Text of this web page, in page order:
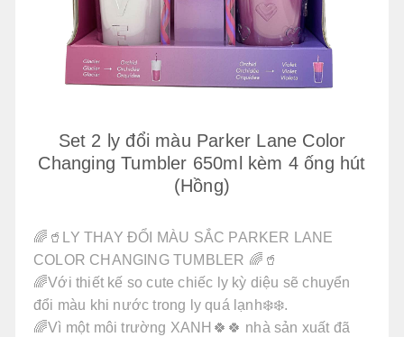
Set 2 ly đổi màu Parker Lane Color
Changing Tumbler 650ml kèm 4 ống hút
(Hồng)
🌈🥤LY THAY ĐỔI MÀU SẮC PARKER LANE
COLOR CHANGING TUMBLER 🌈🥤
🌈Với thiết kế so cute chiếc ly kỳ diệu sẽ chuyển
đổi màu khi nước trong ly quá lạnh❄️❄️.
🌈Vì một môi trường XANH🍀🍀 nhà sản xuất đã